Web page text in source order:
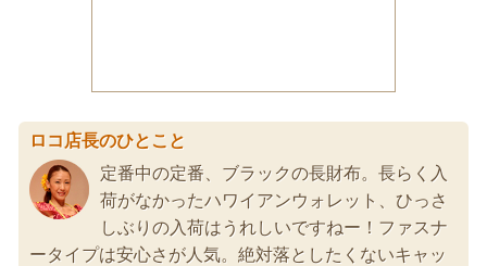
ロコ店長のひとこと
定番中の定番、ブラックの長財布。長らく入
荷がなかったハワイアンウォレット、ひっさ
しぶりの入荷はうれしいですねー！ファスナ
ータイプは安心さが人気。絶対落としたくないキャッ